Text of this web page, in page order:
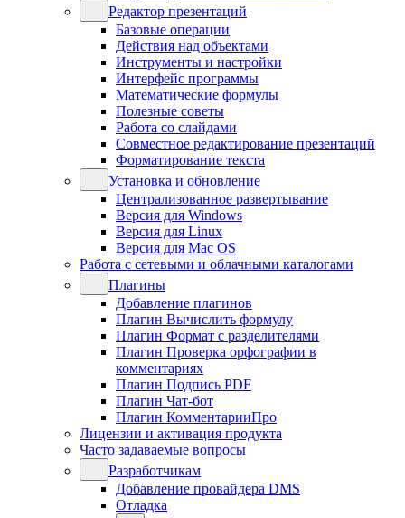
Редактор презентаций
Базовые операции
Действия над объектами
Инструменты и настройки
Интерфейс программы
Математические формулы
Полезные советы
Работа со слайдами
Совместное редактирование презентаций
Форматирование текста
Установка и обновление
Централизованное развертывание
Версия для Windows
Версия для Linux
Версия для Mac OS
Работа с сетевыми и облачными каталогами
Плагины
Добавление плагинов
Плагин Вычислить формулу
Плагин Формат с разделителями
Плагин Проверка орфографии в
комментариях
Плагин Подпись PDF
Плагин Чат-бот
Плагин КомментарииПро
Лицензии и активация продукта
Часто задаваемые вопросы
Разработчикам
Добавление провайдера DMS
Отладка